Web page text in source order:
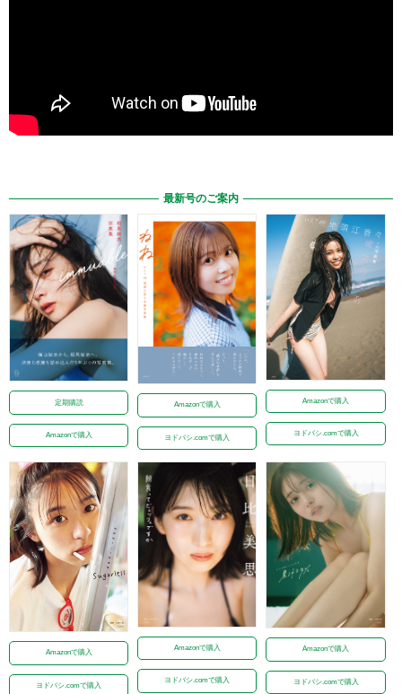
最新号のご案内
定期購読
Amazonで購入
Amazonで購入
ヨドバシ.comで購入
Amazonで購入
ヨドバシ.comで購入
Amazonで購入
ヨドバシ.comで購入
Amazonで購入
ヨドバシ.comで購入
Amazonで購入
ヨドバシ.comで購入